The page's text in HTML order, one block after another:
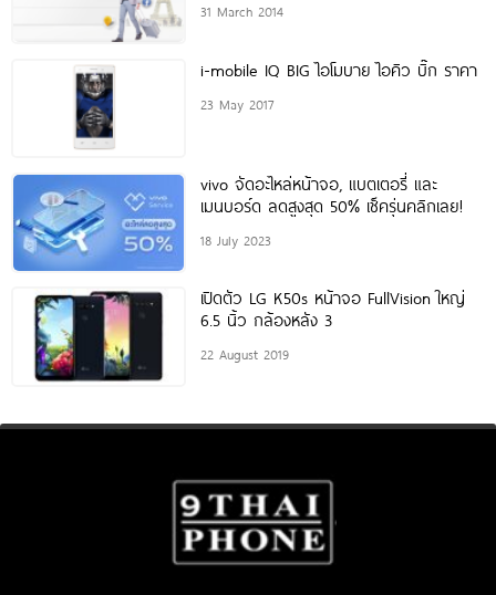
31 March 2014
i-mobile IQ BIG ไอโมบาย ไอคิว บิ๊ก ราคา
23 May 2017
vivo จัดอะไหล่หน้าจอ, แบตเตอรี่ และ
เมนบอร์ด ลดสูงสุด 50% เช็ครุ่นคลิกเลย!
18 July 2023
เปิดตัว LG K50s หน้าจอ FullVision ใหญ่
6.5 นิ้ว กล้องหลัง 3
22 August 2019